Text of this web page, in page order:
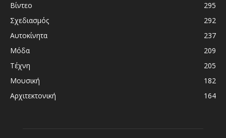
Βίντεο
295
Σχεδιασμός
292
Αυτοκίνητα
237
Μόδα
209
Τέχνη
205
Μουσική
182
Αρχιτεκτονική
164